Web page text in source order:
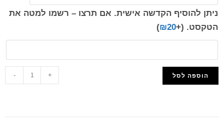
ניתן להוסיף הקדשה אישית. אם תרצו – רשמו למטה את
הטקסט. (+
₪20
)
- + הוספה לסל